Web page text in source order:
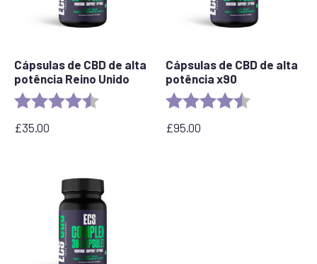
Cápsulas de CBD de alta
potência Reino Unido
Rating: 4.8 out of 5 stars
£35.00
Cápsulas de CBD de alta
potência x90
Rating:
£95.00